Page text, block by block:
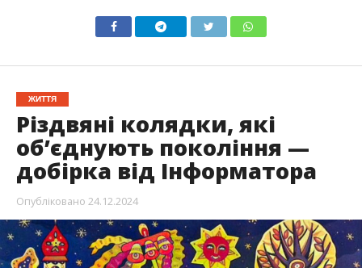
ЖИТТЯ
Різдвяні колядки, які
об’єднують покоління —
добірка від Інформатора
Опубліковано 24.12.2024